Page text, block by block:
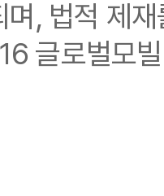
, 법적 제
글로벌모